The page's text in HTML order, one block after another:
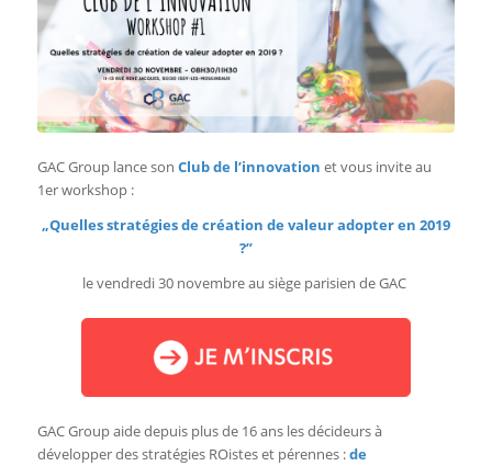
GAC Group lance son Club de l’innovation et vous invite au
1er workshop :
„Quelles stratégies de création de valeur adopter en 2019
?”
le vendredi 30 novembre au siège parisien de GAC
GAC Group aide depuis plus de 16 ans les décideurs à
développer des stratégies ROistes et pérennes :de